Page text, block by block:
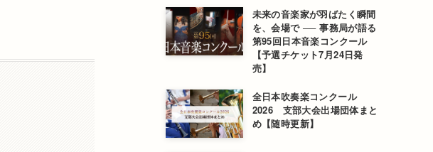
未来の音楽家が羽ばたく瞬間
を、会場で ── 事務局が語る
第95回日本音楽コンクール
【予選チケット7月24日発
売】
全日本吹奏楽コンクール
2026 支部大会出場団体まと
め【随時更新】